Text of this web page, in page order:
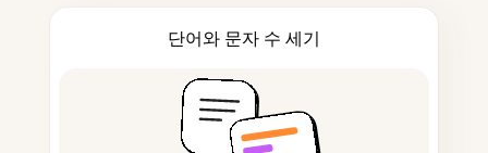
단어와 문자 수 세기